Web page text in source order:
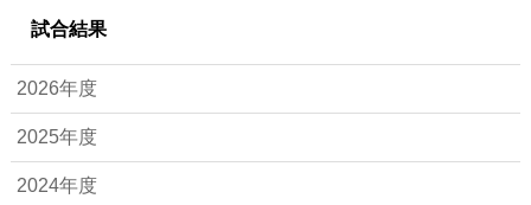
試合結果
2026年度
2025年度
2024年度